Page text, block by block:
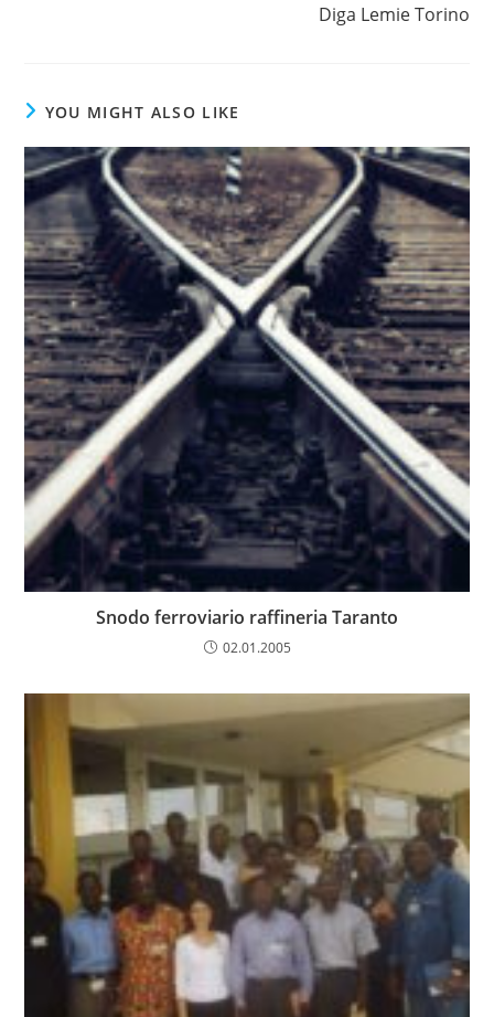
Diga Lemie Torino
YOU MIGHT ALSO LIKE
Snodo ferroviario raffineria Taranto
02.01.2005